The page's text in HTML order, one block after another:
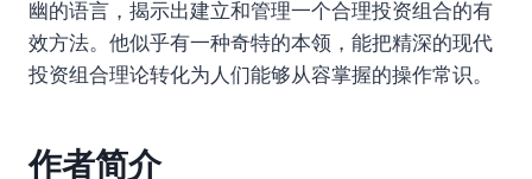
幽的语言，揭示出建立和管理一个合理投资组合的有
效方法。他似乎有一种奇特的本领，能把精深的现代
投资组合理论转化为人们能够从容掌握的操作常识。
作者简介